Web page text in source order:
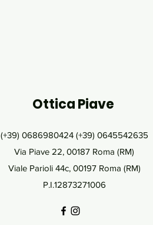
Ottica Piave
(+39) 0686980424 (+39) 0645542635
Via Piave 22, 00187 Roma (RM)
Viale Parioli 44c, 00197 Roma (RM)
P.I.12873271006